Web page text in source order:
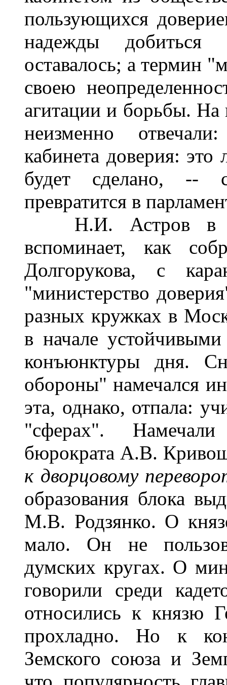
пользующихся
надежды добиться
оставалось; а термин
своею
агитации и борьбы. На
неизменно
кабинета доверия: это
будет сделано, --
превратится в
Н.И. Астров в
вспоминает, как
Долгорукова, с
"министерство
разных кружках в
в начале
конъюнктуры дня.
обороны" намечался
эта, однако, отпала:
"сферах". Намечали
бюрократа А.В.
к дворцовому
образования блока
М.В. Родзянко. О
мало. Он не
думских кругах. О
говорили среди
относились к князю
прохладно. Но к
Земского союза и